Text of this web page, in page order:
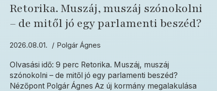
Retorika. Muszáj, muszáj szónokolni
– de mitől jó egy parlamenti beszéd?
2026.08.01. Polgár Ágnes
Olvasási idő: 9 perc Retorika. Muszáj, muszáj
szónokolni – de mitől jó egy parlamenti beszéd?
Nézőpont Polgár Ágnes Az új kormány megalakulása